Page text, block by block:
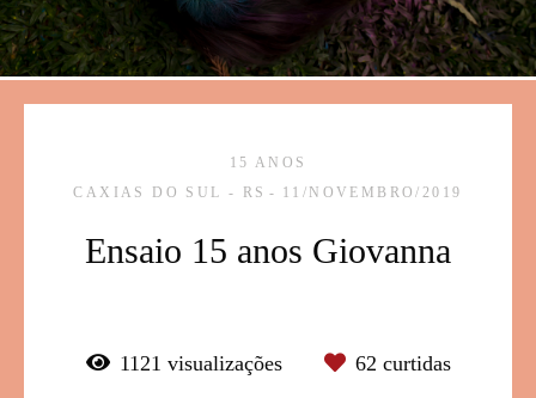
15 ANOS
CAXIAS DO SUL - RS
11/NOVEMBRO/2019
Ensaio 15 anos Giovanna
1121 visualizações 62 curtidas